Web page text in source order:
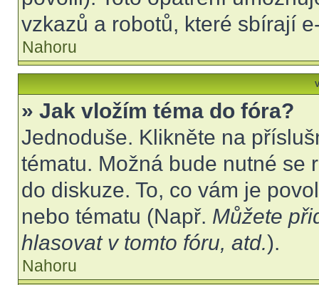
vzkazů a robotů, které sbírají
Nahoru
» Jak vložím téma do fóra?
Jednoduše. Klikněte na
tématu. Možná bude nutné se
do diskuze. To, co vám je
nebo tématu (Např. Můžete
hlasovat v tomto fóru, atd.).
Nahoru